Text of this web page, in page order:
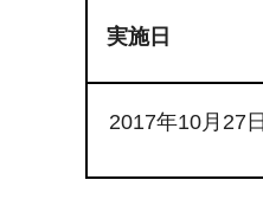
実施日
2017年10月27日